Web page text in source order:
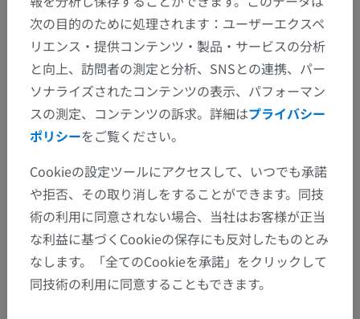
次の目的のために処理されます：ユーザーエクスペ
リエンス・提供コンテンツ・製品・サービスの分析
と向上、訪問者の測定と分析、SNSとの連携、パー
ソナライズされたコンテンツの表示、パフォーマン
スの測定、コンテンツの訴求。詳細はプライバシー
ポリシーをご覧ください。
Cookieの設定ツールにアクセスして、いつでも承諾
や拒否、その取り消しをすることができます。同技
術の利用に同意されない場合、当社はお客様が正当
な利益に基づくCookieの保存にも反対したものとみ
なします。「全てのCookieを承諾」をクリックして
同技術の利用に同意することもできます。